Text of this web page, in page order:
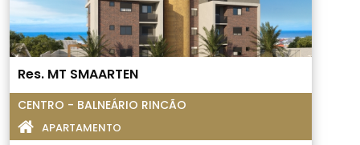
Res. MT SMAARTEN
CENTRO - BALNEÁRIO RINCÃO
APARTAMENTO